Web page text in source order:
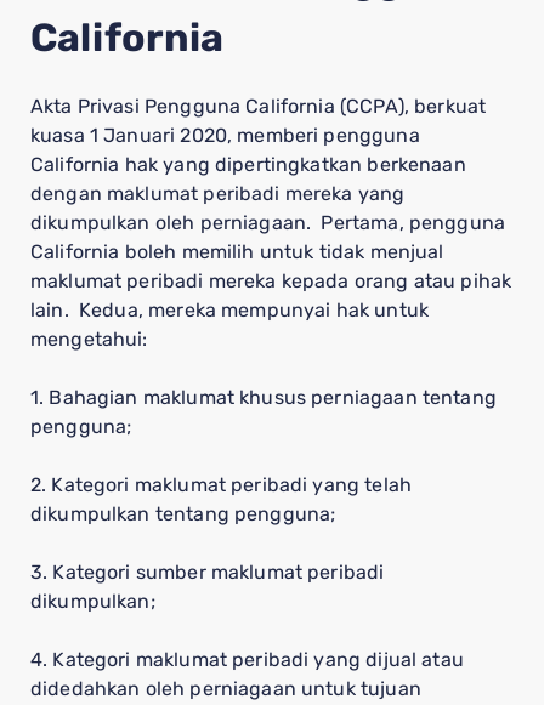
California
Akta Privasi Pengguna California (CCPA), berkuat
kuasa 1 Januari 2020, memberi pengguna
California hak yang dipertingkatkan berkenaan
dengan maklumat peribadi mereka yang
dikumpulkan oleh perniagaan. Pertama, pengguna
California boleh memilih untuk tidak menjual
maklumat peribadi mereka kepada orang atau pihak
lain. Kedua, mereka mempunyai hak untuk
mengetahui:
1. Bahagian maklumat khusus perniagaan tentang
pengguna;
2. Kategori maklumat peribadi yang telah
dikumpulkan tentang pengguna;
3. Kategori sumber maklumat peribadi
dikumpulkan;
4. Kategori maklumat peribadi yang dijual atau
didedahkan oleh perniagaan untuk tujuan